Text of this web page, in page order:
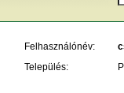
Felhasználónév:
Település: